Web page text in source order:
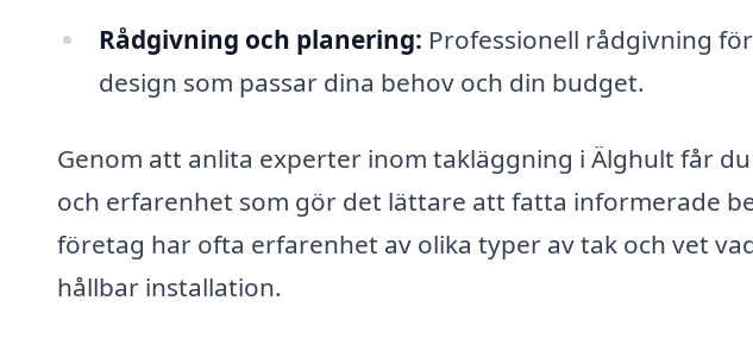
Rådgivning och planering: Professionell rådgivning
design som passar dina behov och din budget.
Genom att anlita experter inom takläggning i Älghult får
och erfarenhet som gör det lättare att fatta informerade
företag har ofta erfarenhet av olika typer av tak och vet
hållbar installation.